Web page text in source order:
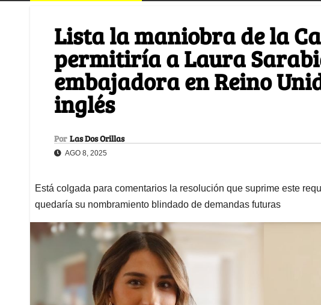
Lista la maniobra de la
permitiría a Laura
embajadora en Reino
inglés
Por Las Dos Orillas
AGO 8, 2025
Está colgada para comentarios la resolución que suprime este
quedaría su nombramiento blindado de demandas futuras